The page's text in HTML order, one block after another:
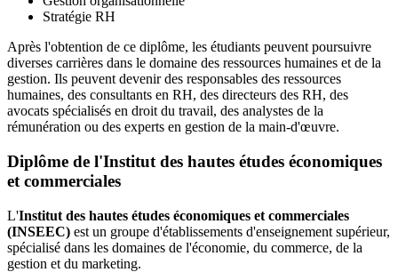
Stratégie RH
Après l'obtention de ce diplôme, les étudiants peuvent poursuivre
diverses carrières dans le domaine des ressources humaines et de la
gestion. Ils peuvent devenir des responsables des ressources
humaines, des consultants en RH, des directeurs des RH, des
avocats spécialisés en droit du travail, des analystes de la
rémunération ou des experts en gestion de la main-d'œuvre.
Diplôme de l'Institut des hautes études économiques
et commerciales
L'Institut des hautes études économiques et commerciales
(INSEEC) est un groupe d'établissements d'enseignement supérieur,
spécialisé dans les domaines de l'économie, du commerce, de la
gestion et du marketing.